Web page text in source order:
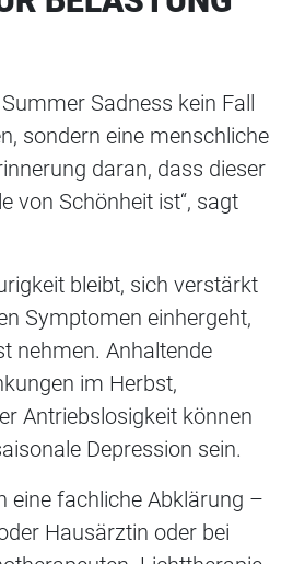
Sadness kein Fall
sondern eine menschliche
daran, dass dieser
von Schönheit ist“, sagt
bleibt, sich verstärkt
Symptomen einhergeht,
nehmen. Anhaltende
im Herbst,
Antriebslosigkeit können
Depression sein.
eine fachliche Abklärung –
Hausärztin oder bei